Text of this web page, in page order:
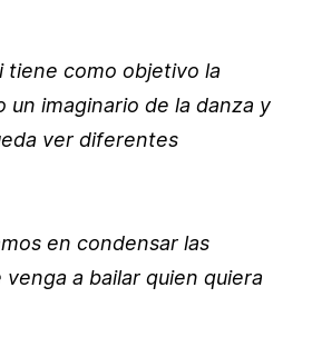
tiene como objetivo la
un imaginario de la danza y
ver diferentes
en condensar las
a bailar quien quiera